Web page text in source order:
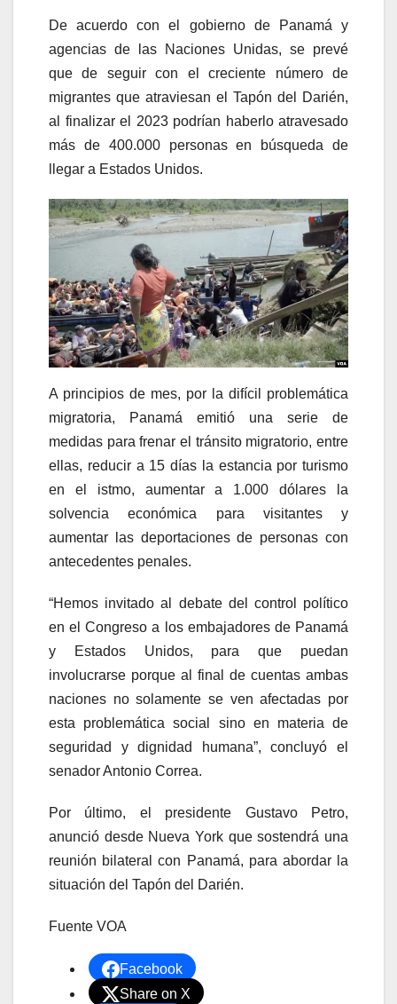
De acuerdo con el gobierno de Panamá y
agencias de las Naciones Unidas, se prevé
que de seguir con el creciente número de
migrantes que atraviesan el Tapón del Darién,
al finalizar el 2023 podrían haberlo atravesado
más de 400.000 personas en búsqueda de
llegar a Estados Unidos.
A principios de mes, por la difícil problemática
migratoria, Panamá emitió una serie de
medidas para frenar el tránsito migratorio, entre
ellas, reducir a 15 días la estancia por turismo
en el istmo, aumentar a 1.000 dólares la
solvencia económica para visitantes y
aumentar las deportaciones de personas con
antecedentes penales.
“Hemos invitado al debate del control político
en el Congreso a los embajadores de Panamá
y Estados Unidos, para que puedan
involucrarse porque al final de cuentas ambas
naciones no solamente se ven afectadas por
esta problemática social sino en materia de
seguridad y dignidad humana”, concluyó el
senador Antonio Correa.
Por último, el presidente Gustavo Petro,
anunció desde Nueva York que sostendrá una
reunión bilateral con Panamá, para abordar la
situación del Tapón del Darién.
Fuente VOA
Facebook
Share on X